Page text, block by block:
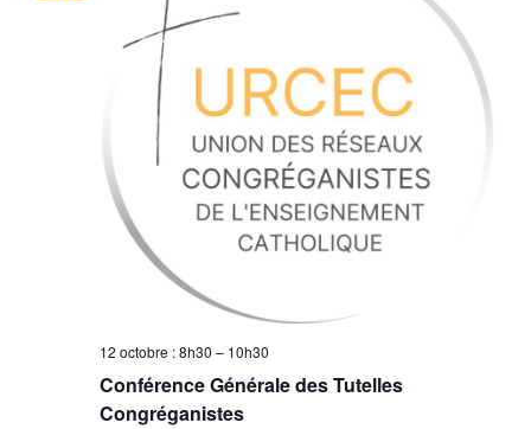
Conférence Générale des Tutelles
Congréganistes
12 octobre : 8h30 – 10h30